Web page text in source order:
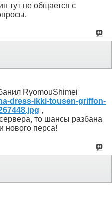
тут не общается с
RyomouShimei
dress-ikki-tousen-griffon-
,
то шансы разбана
нового перса!